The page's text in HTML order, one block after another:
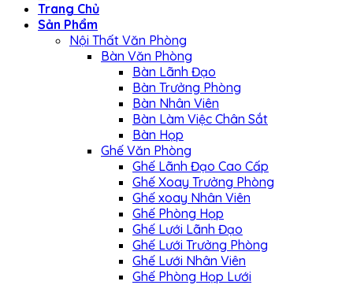
Trang Chủ
Sản Phẩm
Nội Thất Văn Phòng
Bàn Văn Phòng
Bàn Lãnh Đạo
Bàn Trưởng Phòng
Bàn Nhân Viên
Bàn Làm Việc Chân Sắt
Bàn Họp
Ghế Văn Phòng
Ghế Lãnh Đạo Cao Cấp
Ghế Xoay Trưởng Phòng
Ghế xoay Nhân Viên
Ghế Phòng Họp
Ghế Lưới Lãnh Đạo
Ghế Lưới Trưởng Phòng
Ghế Lưới Nhân Viên
Ghế Phòng Họp Lưới